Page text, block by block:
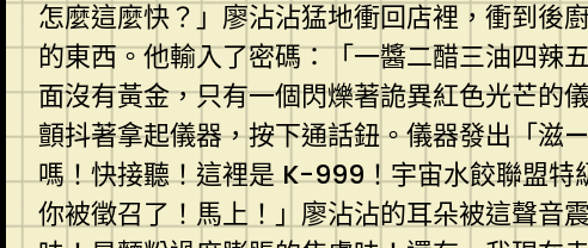
怎麼這麼快？」廖沾沾猛地衝回店裡，衝到後
的東西。他輸入了密碼：「一醬二醋三油四辣
面沒有黃金，只有一個閃爍著詭異紅色光芒的
顫抖著拿起儀器，按下通話鈕。儀器發出「
嗎！快接聽！這裡是 K-999！宇宙水餃聯盟特
你被徵召了！馬上！」廖沾沾的耳朵被這聲音